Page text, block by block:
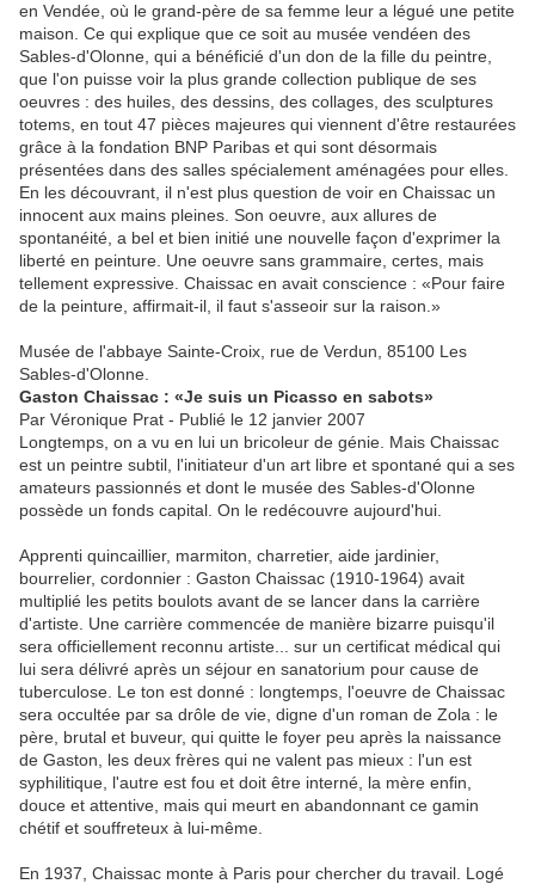
en Vendée, où le grand-père de sa femme leur a légué une petite
maison. Ce qui explique que ce soit au musée vendéen des
Sables-d'Olonne, qui a bénéficié d'un don de la fille du peintre,
que l'on puisse voir la plus grande collection publique de ses
oeuvres : des huiles, des dessins, des collages, des sculptures
totems, en tout 47 pièces majeures qui viennent d'être restaurées
grâce à la fondation BNP Paribas et qui sont désormais
présentées dans des salles spécialement aménagées pour elles.
En les découvrant, il n'est plus question de voir en Chaissac un
innocent aux mains pleines. Son oeuvre, aux allures de
spontanéité, a bel et bien initié une nouvelle façon d'exprimer la
liberté en peinture. Une oeuvre sans grammaire, certes, mais
tellement expressive. Chaissac en avait conscience : «Pour faire
de la peinture, affirmait-il, il faut s'asseoir sur la raison.»
Musée de l'abbaye Sainte-Croix, rue de Verdun, 85100 Les
Sables-d'Olonne.
Gaston Chaissac : «Je suis un Picasso en sabots»
Par Véronique Prat - Publié le 12 janvier 2007
Longtemps, on a vu en lui un bricoleur de génie. Mais Chaissac
est un peintre subtil, l'initiateur d'un art libre et spontané qui a ses
amateurs passionnés et dont le musée des Sables-d'Olonne
possède un fonds capital. On le redécouvre aujourd'hui.
Apprenti quincaillier, marmiton, charretier, aide jardinier,
bourrelier, cordonnier : Gaston Chaissac (1910-1964) avait
multiplié les petits boulots avant de se lancer dans la carrière
d'artiste. Une carrière commencée de manière bizarre puisqu'il
sera officiellement reconnu artiste... sur un certificat médical qui
lui sera délivré après un séjour en sanatorium pour cause de
tuberculose. Le ton est donné : longtemps, l'oeuvre de Chaissac
sera occultée par sa drôle de vie, digne d'un roman de Zola : le
père, brutal et buveur, qui quitte le foyer peu après la naissance
de Gaston, les deux frères qui ne valent pas mieux : l'un est
syphilitique, l'autre est fou et doit être interné, la mère enfin,
douce et attentive, mais qui meurt en abandonnant ce gamin
chétif et souffreteux à lui-même.
En 1937, Chaissac monte à Paris pour chercher du travail. Logé